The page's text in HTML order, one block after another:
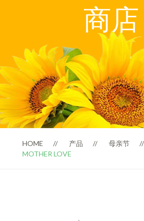
商店
HOME 产品
母亲节
MOTHER LOVE